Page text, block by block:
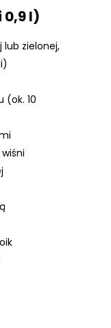
0,9 l)
lub zielonej,
(ok. 10